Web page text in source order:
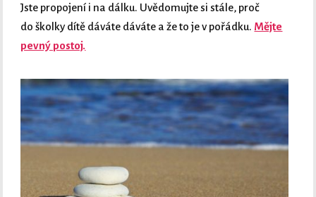
Jste propojení i na dálku. Uvědomujte si stále, proč
do školky dítě dáváte dáváte a že to je v pořádku. Mějte
pevný postoj.